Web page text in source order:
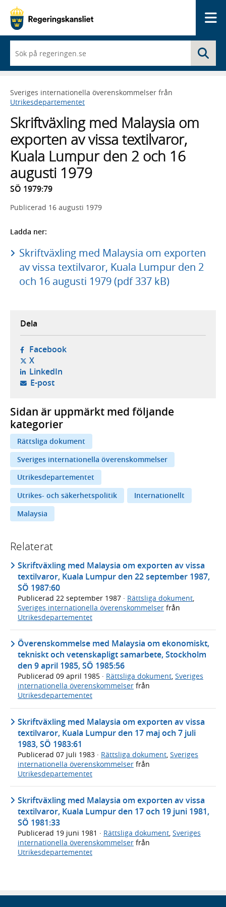
du
börjar
skriva
framträder
en
med
sökförslag
Sveriges internationella överenskommelser från
Utrikesdepartementet
Skriftväxling med Malaysia om
exporten av vissa textilvaror,
Kuala Lumpur den 2 och 16
augusti 1979
SÖ 1979:79
Publicerad 16 augusti 1979
Ladda ner:
Skriftväxling med Malaysia om exporten
av vissa textilvaror, Kuala Lumpur den 2
och 16 augusti 1979 (pdf 337 kB)
Dela
Facebook- öppnas i ny flik, extern webbplats,
X- öppnas i ny flik, extern webbplats,
LinkedIn- öppnas i ny flik, extern webbplats,
E-post- öppnar din e-postklient,
Sidan är uppmärkt med följande
kategorier
Rättsliga dokument
Sveriges internationella överenskommelser
Utrikesdepartementet
Utrikes- och säkerhetspolitik
Internationellt
Malaysia
Relaterat
Skriftväxling med Malaysia om exporten av vissa
textilvaror, Kuala Lumpur den 22 september 1987,
SÖ 1987:60
Publicerad 22 september 1987 · Rättsliga dokument
Sveriges internationella överenskommelser från
Utrikesdepartementet
Överenskommelse med Malaysia om ekonomiskt,
tekniskt och vetenskapligt samarbete, Stockholm
den 9 april 1985, SÖ 1985:56
Publicerad 09 april 1985 · Rättsliga dokument, Sveriges
internationella överenskommelser från
Utrikesdepartementet
Skriftväxling med Malaysia om exporten av vissa
textilvaror, Kuala Lumpur den 17 maj och 7 juli
1983, SÖ 1983:61
Publicerad 07 juli 1983 · Rättsliga dokument, Sveriges
internationella överenskommelser från
Utrikesdepartementet
Skriftväxling med Malaysia om exporten av vissa
textilvaror, Kuala Lumpur den 17 och 19 juni 1981,
SÖ 1981:33
Publicerad 19 juni 1981 · Rättsliga dokument Sveriges
internationella överenskommelser från
Utrikesdepartementet